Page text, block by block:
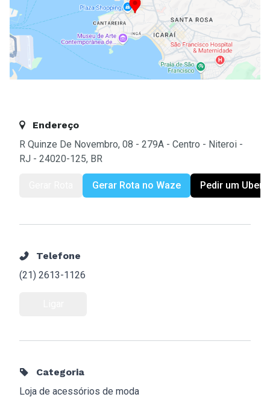
Endereço
R Quinze De Novembro, 08 - 279A - Centro - Niteroi -
RJ - 24020-125, BR
Gerar Rota no Waze Pedir um Uber
Telefone
(21) 2613-1126
Categoria
Loja de acessórios de moda